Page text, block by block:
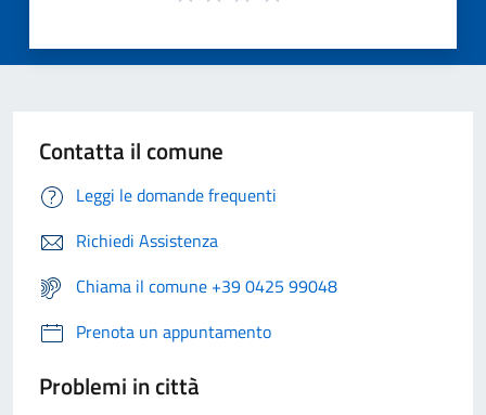
Contatta il comune
Leggi le domande frequenti
Richiedi Assistenza
Chiama il comune +39 0425 99048
Prenota un appuntamento
Problemi in città